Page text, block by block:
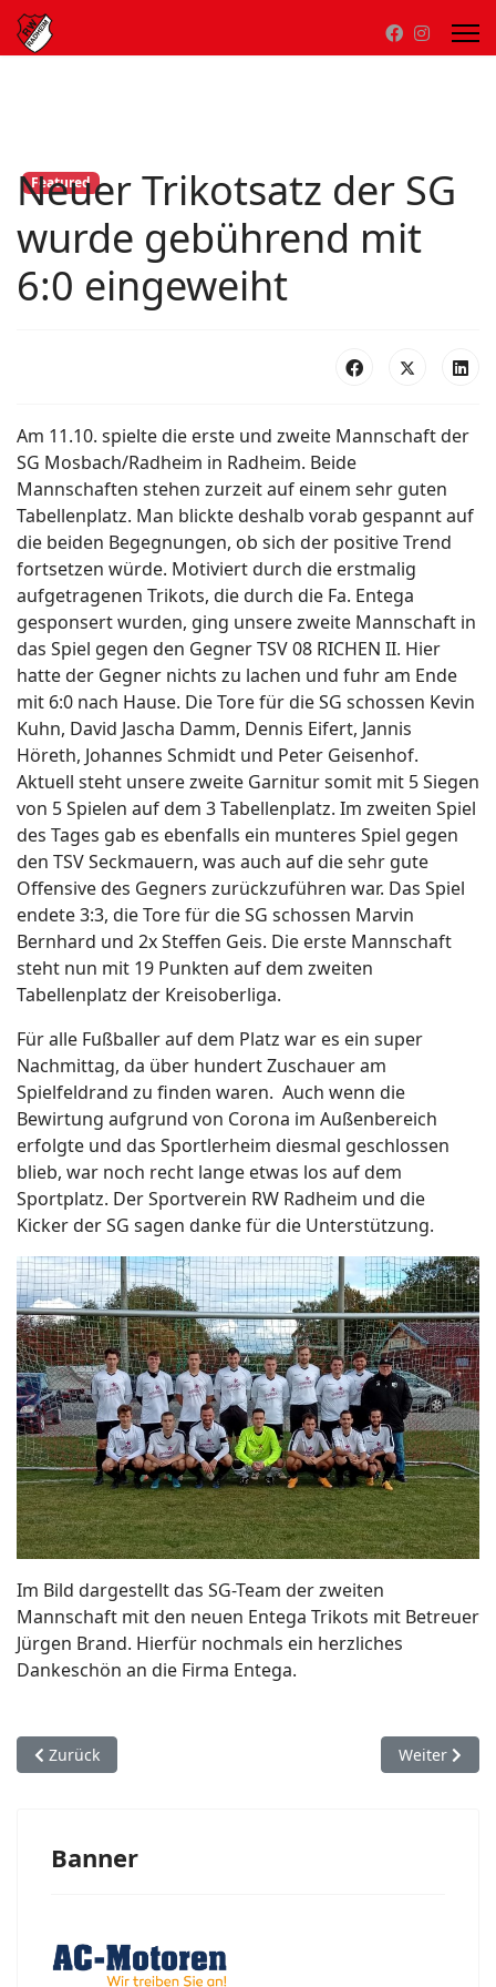
Featured
Neuer Trikotsatz der SG
wurde gebührend mit
6:0 eingeweiht
Am 11.10. spielte die erste und zweite Mannschaft der
SG Mosbach/Radheim in Radheim. Beide
Mannschaften stehen zurzeit auf einem sehr guten
Tabellenplatz. Man blickte deshalb vorab gespannt auf
die beiden Begegnungen, ob sich der positive Trend
fortsetzen würde. Motiviert durch die erstmalig
aufgetragenen Trikots, die durch die Fa. Entega
gesponsert wurden, ging unsere zweite Mannschaft in
das Spiel gegen den Gegner TSV 08 RICHEN II. Hier
hatte der Gegner nichts zu lachen und fuhr am Ende
mit 6:0 nach Hause. Die Tore für die SG schossen Kevin
Kuhn, David Jascha Damm, Dennis Eifert, Jannis
Höreth, Johannes Schmidt und Peter Geisenhof.
Aktuell steht unsere zweite Garnitur somit mit 5 Siegen
von 5 Spielen auf dem 3 Tabellenplatz. Im zweiten Spiel
des Tages gab es ebenfalls ein munteres Spiel gegen
den TSV Seckmauern, was auch auf die sehr gute
Offensive des Gegners zurückzuführen war. Das Spiel
endete 3:3, die Tore für die SG schossen Marvin
Bernhard und 2x Steffen Geis. Die erste Mannschaft
steht nun mit 19 Punkten auf dem zweiten
Tabellenplatz der Kreisoberliga.
Für alle Fußballer auf dem Platz war es ein super
Nachmittag, da über hundert Zuschauer am
Spielfeldrand zu finden waren. Auch wenn die
Bewirtung aufgrund von Corona im Außenbereich
erfolgte und das Sportlerheim diesmal geschlossen
blieb, war noch recht lange etwas los auf dem
Sportplatz. Der Sportverein RW Radheim und die
Kicker der SG sagen danke für die Unterstützung.
Im Bild dargestellt das SG-Team der zweiten
Mannschaft mit den neuen Entega Trikots mit Betreuer
Jürgen Brand. Hierfür nochmals ein herzliches
Dankeschön an die Firma Entega.
Vorheriger Beitrag: Rasen braucht Pflege – Neues
Zurück Nächster
Weiter
Banner